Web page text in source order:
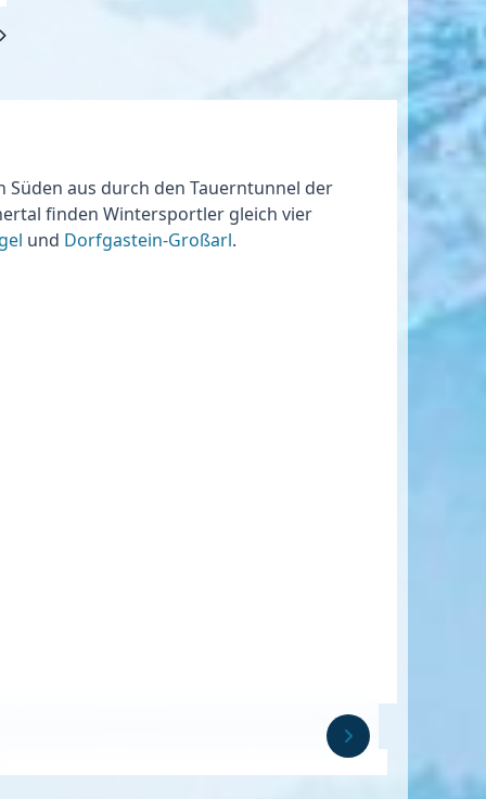
Süden aus durch den Tauerntunnel der
finden Wintersportler gleichvier
und Dorfgastein-Großarl.